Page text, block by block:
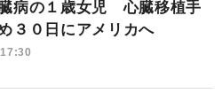
病の１歳女児 心臓移植手
３０日にアメリカへ